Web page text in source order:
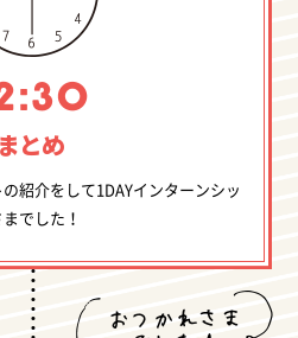
まとめ
紹介をして1DAYインターンシッ
でした！